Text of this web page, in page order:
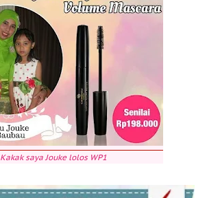
Kakak saya Jouke lolos WP1